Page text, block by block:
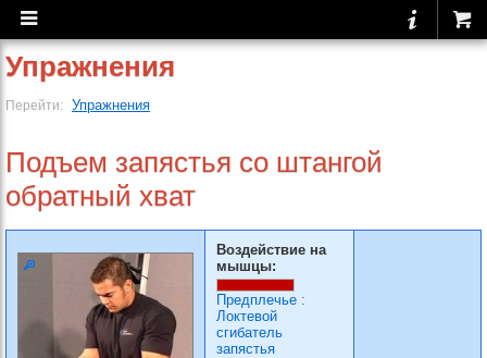
Упражнения
Перейти: Упражнения
Подъем запястья со штангой
обратный хват
Воздействие на
мышцы:
Предплечье :
Локтевой
сгибатель
запястья